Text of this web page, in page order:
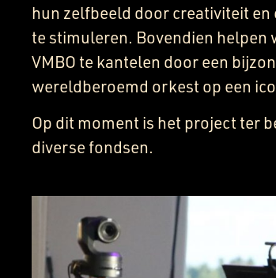
hun zelfbeeld door creativiteit en
te stimuleren. Bovendien helpen
VMBO te kantelen door een
wereldberoemd orkest op een
Op dit moment is het project ter
diverse fondsen.